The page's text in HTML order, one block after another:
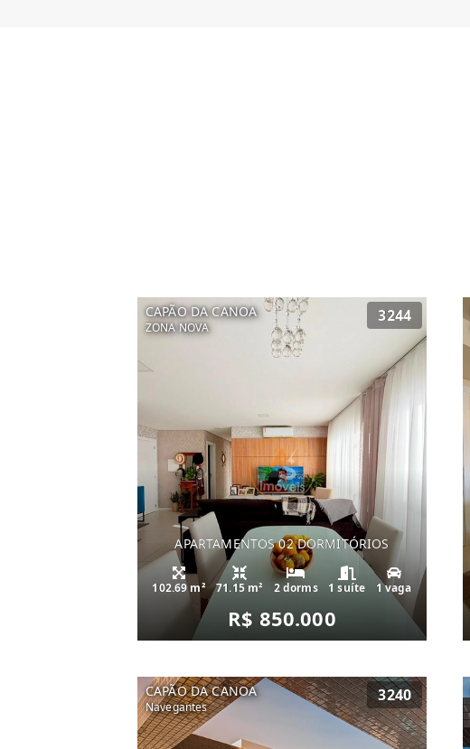
CAPÃO DA CANOA
ZONA NOVA
3244
APARTAMENTOS 02 DORMITÓRIOS
102.69 m² 71.15 m² 2 dorms 1 suíte 1 vaga
R$ 850.000
CAPÃO DA CANOA
Navegantes
3240